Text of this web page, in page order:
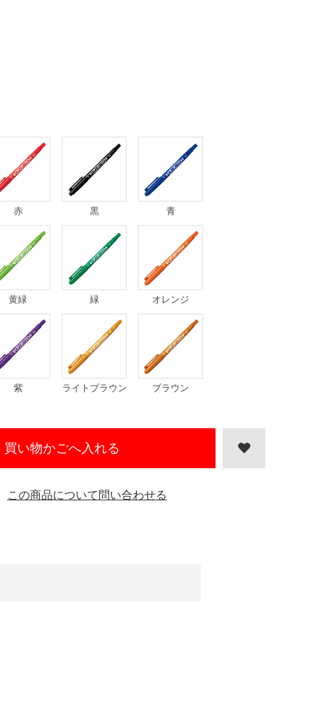
赤 黒 青
黄緑 緑 オレンジ
紫 ライトブラウン ブラウン
買い物かごへ入れる
この商品について問い合わせる